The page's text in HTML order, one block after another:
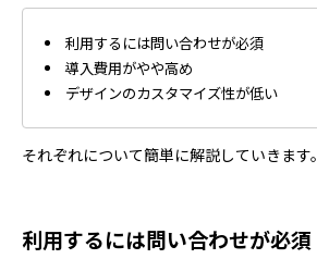
利用するには問い合わせが必須
導入費用がやや高め
デザインのカスタマイズ性が低い
それぞれについて簡単に解説していきます。
利用するには問い合わせが必須